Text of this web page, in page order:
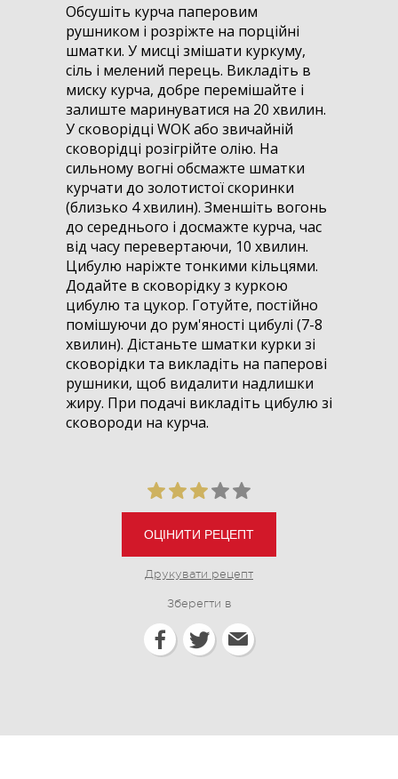
Обсушіть курча паперовим
рушником і розріжте на порційні
шматки. У мисці змішати куркуму,
сіль і мелений перець. Викладіть в
миску курча, добре перемішайте і
залиште маринуватися на 20 хвилин.
У сковорідці WOK або звичайній
сковорідці розігрійте олію. На
сильному вогні обсмажте шматки
курчати до золотистої скоринки
(близько 4 хвилин). Зменшіть вогонь
до середнього і досмажте курча, час
від часу перевертаючи, 10 хвилин.
Цибулю наріжте тонкими кільцями.
Додайте в сковорідку з куркою
цибулю та цукор. Готуйте, постійно
помішуючи до рум'яності цибулі (7-8
хвилин). Дістаньте шматки курки зі
сковорідки та викладіть на паперові
рушники, щоб видалити надлишки
жиру. При подачі викладіть цибулю зі
сковороди на курча.
ОЦІНИТИ РЕЦЕПТ
Друкувати рецепт
Зберегти в